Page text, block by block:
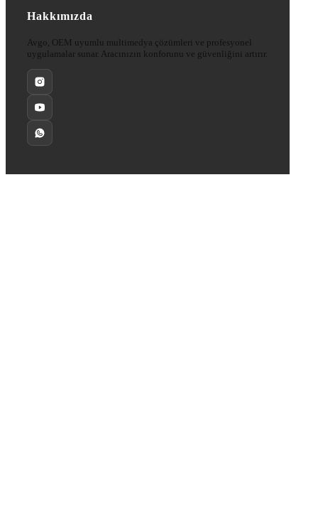
Hakkımızda
Avgo, OEM uyumlu multimedya çözümleri ve profesyonel
uygulamalar sunar. Aracınızın konforunu ve güvenliğini artırır.